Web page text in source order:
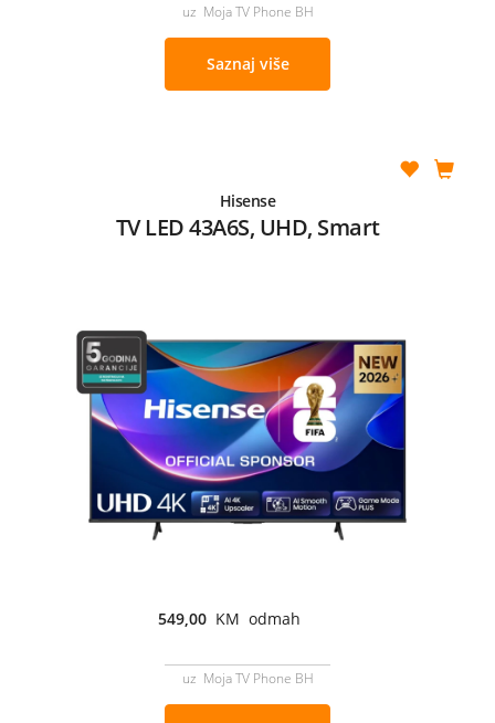
uz Moja TV Phone BH
Saznaj više
Hisense
TV LED 43A6S, UHD, Smart
549,00 KM odmah
uz Moja TV Phone BH